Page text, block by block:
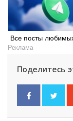
Все посты
Реклама
Поделитесь